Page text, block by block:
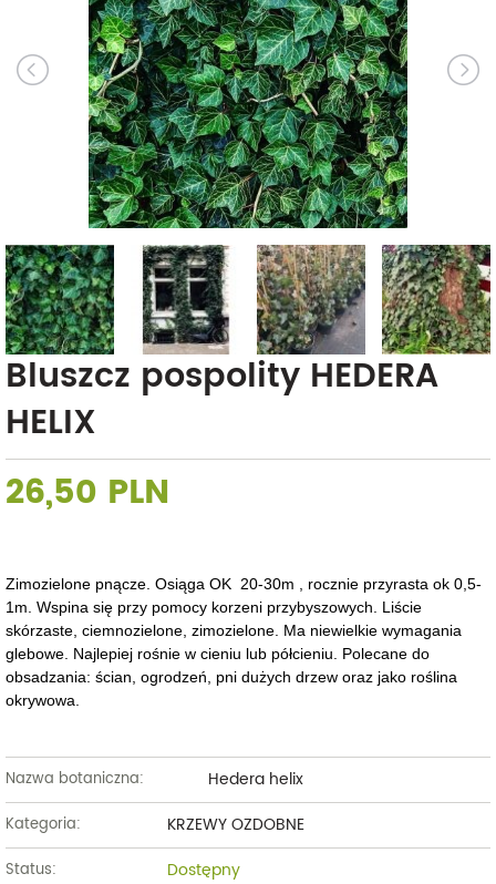
Bluszcz pospolity HEDERA
HELIX
26,50 PLN
Zimozielone pnącze. Osiąga OK 20-30m , rocznie przyrasta ok 0,5-
1m. Wspina się przy pomocy korzeni przybyszowych. Liście
skórzaste, ciemnozielone, zimozielone. Ma niewielkie wymagania
glebowe. Najlepiej rośnie w cieniu lub półcieniu. Polecane do
obsadzania: ścian, ogrodzeń, pni dużych drzew oraz jako roślina
okrywowa.
Nazwa botaniczna: Hedera helix
Kategoria: KRZEWY OZDOBNE
Status: Dostępny